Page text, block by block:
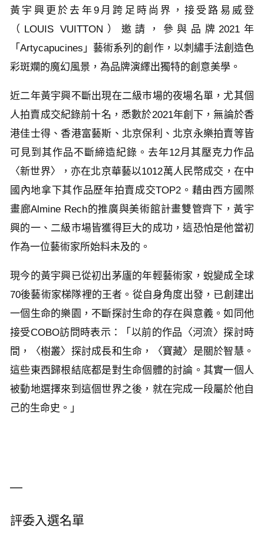
黃宇興更於去年9月跨足時尚界，接受路易威登
（LOUIS VUITTON）邀請，參與品牌2021年
「Artycapucines」藝術系列的創作，以刺繡手法創造色
彩斑斕的魔幻風景，為品牌演繹出獨特的創意美學。
近二年黃宇興不斷出現在二級市場的夜場名單，尤其個
人拍賣成交紀錄前十名，悉數於2021年創下，無論於香
港佳士得、香港富藝斯、北京保利、北京永樂拍賣等皆
可見到其作品不斷締造紀錄。去年12月其壓克力作品
〈新世界〉，亦在北京華藝以1012萬人民幣成交，在中
國內地拿下其作品歷年拍賣成交TOP2。藉由西方國際
畫廊Almine Rech的推廣與美術館計畫雙管齊下，黃宇
興的一、二級市場皆獲得巨大的成功，這恐怕是他當初
作為一位藝術家所始料未及的。
現今的黃宇興已從初出茅廬的年輕藝術家，蛻變成全球
70後藝術家梯隊裡的王者。從自身角度出發，已創建出
一個生命的樂園，不斷探討生命的存在與意義。如同他
接受COBO訪問時表示：「以前的作品〈河流〉探討時
間，〈樹叢〉探討成長和生命，〈寶藏〉是關於智慧。
這些東西歸根結底都是對生命個體的討論。其實一個人
被動地選擇來到這個世界之後，就在完成一段屬於他自
己的生命史。」
—
評委入選名單